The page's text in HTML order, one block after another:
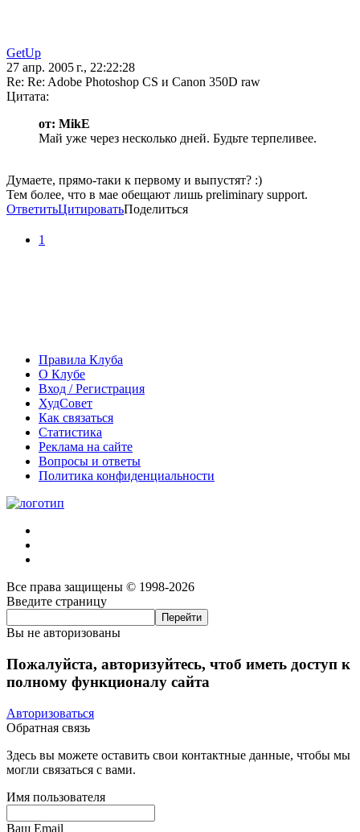
GetUp
27 апр. 2005 г., 22:22:28
Re: Re: Adobe Photoshop CS и Canon 350D raw
Цитата:
от: MikE
Май уже через несколько дней. Будьте терпеливее.
Думаете, прямо-таки к первому и выпустят? :)
Тем более, что в мае обещают лишь preliminary support.
ОтветитьЦитироватьПоделиться
1
Правила Клуба
О Клубе
Вход / Регистрация
ХудСовет
Как связаться
Статистика
Реклама на сайте
Вопросы и ответы
Политика конфиденциальности
Все права защищены © 1998-2026
Введите страницу
Вы не авторизованы
Пожалуйста, авторизуйтесь, чтоб иметь доступ к
полному функционалу сайта
Авторизоваться
Обратная связь
Здесь вы можете оставить свои контактные данные, чтобы мы
могли связаться с вами.
Имя пользователя
Ваш Email